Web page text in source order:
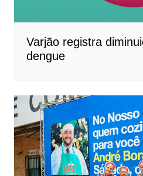
Varjão registra
dengue